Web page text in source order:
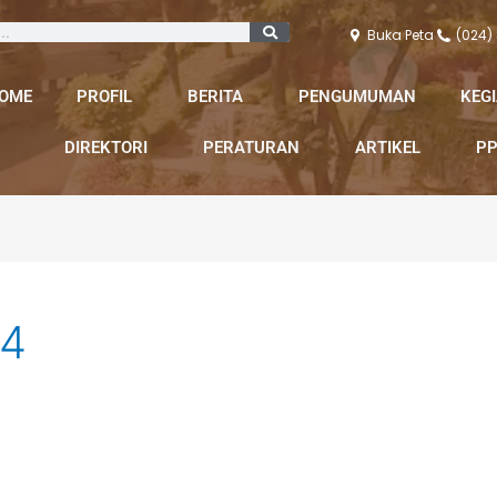
Buka Peta (024)
PROFIL BERITA PENGUMUMAN
DIREKTORI PERATURAN ARTIKEL